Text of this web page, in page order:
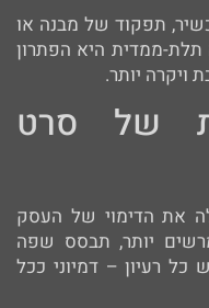
תפקוד של מבנה או
ממדית היא הפתרון
ויקרה יותר.
של סרט
את הדימוי של העסק
יותר, תבסס שפה
כל רעיון – דמיוני ככל